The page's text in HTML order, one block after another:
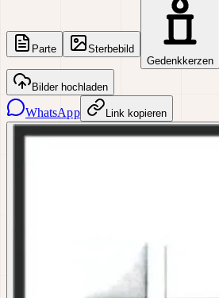
Parte
Sterbebild
Gedenkkerzen
Bilder hochladen
WhatsApp Link kopieren